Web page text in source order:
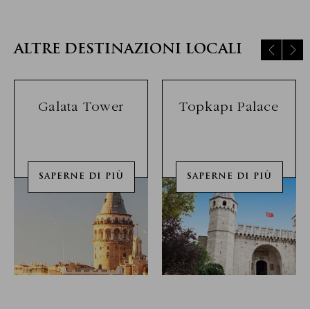
ALTRE DESTINAZIONI LOCALI
SAPERNE DI PIÙ
Galata Tower
SAPERNE DI PIÙ
Topkapı Palace